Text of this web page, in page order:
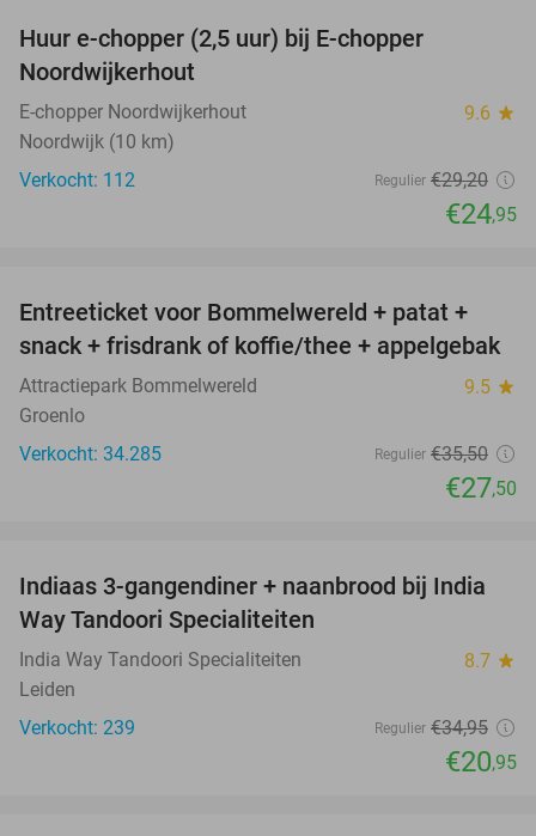
Huur e-chopper (2,5 uur) bij E-chopper
Noordwijkerhout
E-chopper Noordwijkerhout 9.6 star
Noordwijk (10 km)
Verkocht: 112
Regulier €29,20
€24,95
23%
Entreeticket voor Bommelwereld + patat +
snack + frisdrank of koffie/thee + appelgebak
Attractiepark Bommelwereld 9.5 star
Groenlo
Verkocht: 34.285
Regulier €35,50
€27,50
40%
Indiaas 3-gangendiner + naanbrood bij India
Way Tandoori Specialiteiten
India Way Tandoori Specialiteiten 8.7 star
Leiden
Verkocht: 239
Regulier €34,95
€20,95